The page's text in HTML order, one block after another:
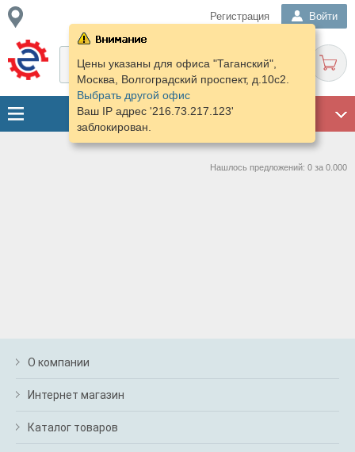
Регистрация Войти
Цены указаны для офиса "Таганский",
Москва, Волгоградский проспект, д.10с2.
Выбрать другой офис
Ваш IP адрес '216.73.217.123'
заблокирован.
Нашлось предложений: 0 за 0.000
О компании
Интернет магазин
Каталог товаров